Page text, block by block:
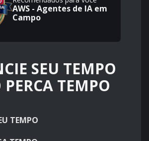
AWS - Agentes de IA em
Campo
SEU TEMPO
TEMPO
TEMPO